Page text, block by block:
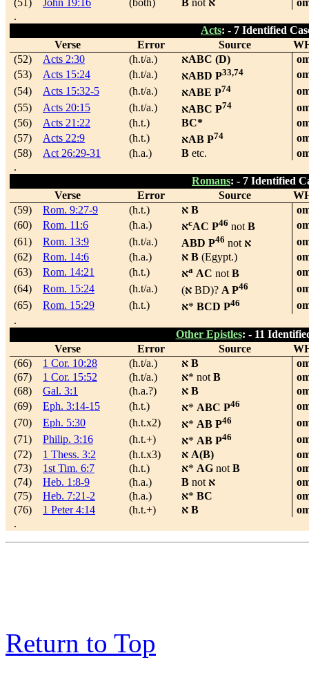
.
Acts: - 7 Identified
Verse
Error Source
(52) Acts 2:30 (h.t/a.) אABC (D)
(53) Acts 15:24 (h.t/a.) אABD P33,74
(54) Acts 15:32-5 (h.t/a.) אABE P74
(55) Acts 20:15 (h.t/a.) אABC P74
(56) Acts 21:22 (h.t.) BC*
(57) Acts 22:9 (h.t.) אAB P74
(58) Act 26:29-31 (h.a.) B etc.
.
Romans: - 7 Identified
Verse
Error Source
(59) Rom. 9:27-9 (h.t.) א B
(60) Rom. 11:6 (h.a.) אcAC P46 not B
(61) Rom. 13:9 (h.t/a.) ABD P46 not א
(62) Rom. 14:6 (h.a.) א B (Egypt.)
(63) Rom. 14:21 (h.t.) אa AC not B
(64) Rom. 15:24 (h.t/a.) ( BD)? A P46
(65) Rom. 15:29 (h.t.) א* BCD P46
.
Other Epistles: - 11
Verse
Error Source
(66) 1 Cor. 10:28 (h.t/a.) א B
(67) 1 Cor. 15:52 (h.t/a.) א* not B
(68) Gal. 3:1 (h.a.?) א B
(69) Eph. 3:14-15 (h.t.) א* ABC P46
(70) Eph. 5:30 (h.t.x2) א* AB P46
(71) Philip. 3:16 (h.t.+) א* AB P46
(72) 1 Thess. 3:2 (h.t.x3) א A(B)
(73) 1st Tim. 6:7 (h.t.) א* AG not B
(74) Heb. 1:8-9 (h.a.) B not א
(75) Heb. 7:21-2 (h.a.) א* BC
(76) 1 Peter 4:14 (h.t.+) א B
.
Return to Top